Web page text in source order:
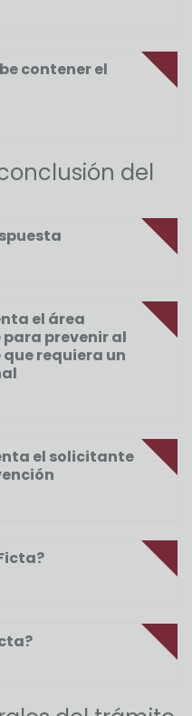
contener el
del
el área
prevenir al
requiera un
el solicitante